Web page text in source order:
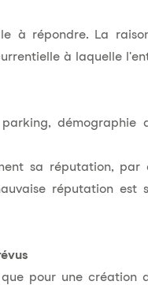
à répondre. La
à laquelle
sa réputation, par
réputation est
pour une création